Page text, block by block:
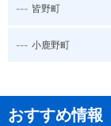
--- 皆野町
--- 小鹿野町
おすすめ情報